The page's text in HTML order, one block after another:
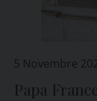
5 Novembre
Papa